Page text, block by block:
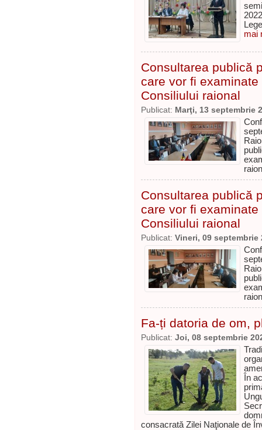
mai
Consultarea publică
care vor fi
Consiliului raional
Publicat: Marţi, 13 septembrie
Consultarea publică
care vor fi
Consiliului raional
Publicat: Vineri, 09 septembrie
Fa-ți datoria de om,
Publicat: Joi, 08 septembrie
În
consacrată Zilei Naţionale de